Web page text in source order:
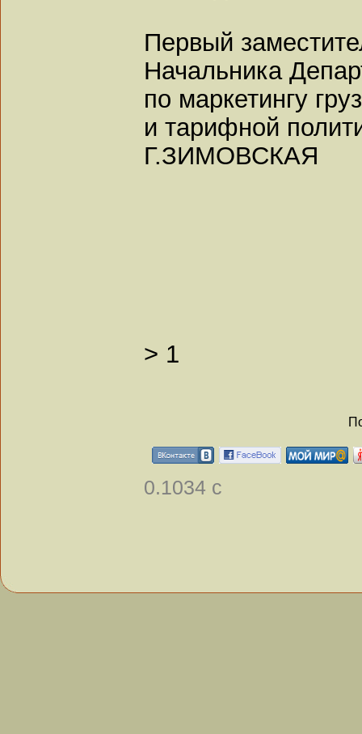
Первый
Начальника
по маркетингу
и тарифной
Г.ЗИМОВСКАЯ
> 1
0.1034 с